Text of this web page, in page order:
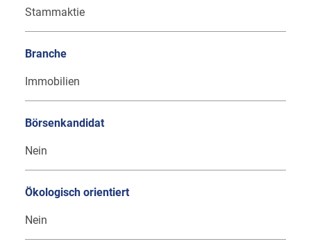
Stammaktie
Branche
Immobilien
Börsenkandidat
Nein
Ökologisch orientiert
Nein